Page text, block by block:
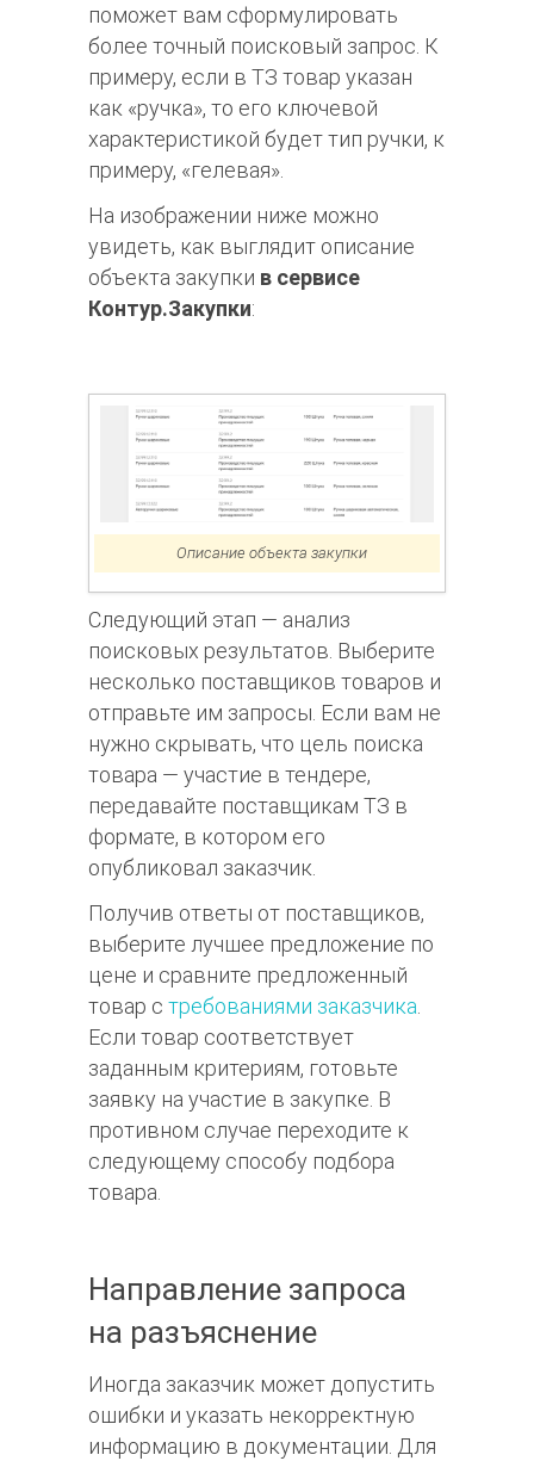
поможет вам сформулировать
более точный поисковый запрос. К
примеру, если в ТЗ товар указан
как «ручка», то его ключевой
характеристикой будет тип ручки, к
примеру, «гелевая».
На изображении ниже можно
увидеть, как выглядит описание
объекта закупки в сервисе
Контур.Закупки:
Описание объекта закупки
Следующий этап — анализ
поисковых результатов. Выберите
несколько поставщиков товаров и
отправьте им запросы. Если вам не
нужно скрывать, что цель поиска
товара — участие в тендере,
передавайте поставщикам ТЗ в
формате, в котором его
опубликовал заказчик.
Получив ответы от поставщиков,
выберите лучшее предложение по
цене и сравните предложенный
товар с требованиями заказчика.
Если товар соответствует
заданным критериям, готовьте
заявку на участие в закупке. В
противном случае переходите к
следующему способу подбора
товара.
Направление запроса
на разъяснение
Иногда заказчик может допустить
ошибки и указать некорректную
информацию в документации. Для